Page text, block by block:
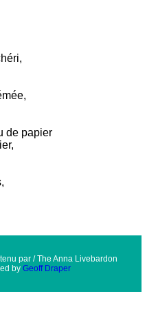
de papier
par / The Anna Livebardon
by Geoff Draper